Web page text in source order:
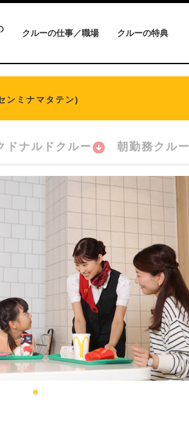
クルーの仕事／職場 クルーの特典
ンミナマタテン)
ドナルドクルー 朝勤務クルー